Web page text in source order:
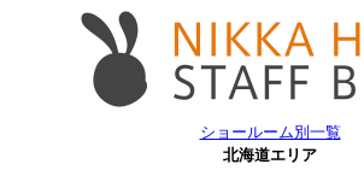
ショールーム別一覧
北海道エリア